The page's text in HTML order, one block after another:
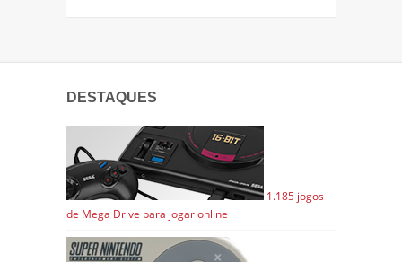
DESTAQUES
1.185 jogos
de Mega Drive para jogar online